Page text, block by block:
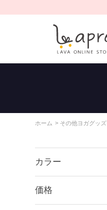
ホーム > その他ヨガグッズ
カラー
価格